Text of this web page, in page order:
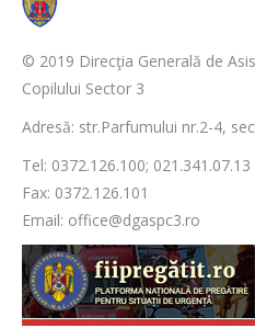
© 2019 Direcţia Generală de
Copilului Sector 3
Adresă: str.Parfumului nr.2-4,
Tel: 0372.126.100; 021.341.07.13
Fax: 0372.126.101
Email: office@dgaspc3.ro